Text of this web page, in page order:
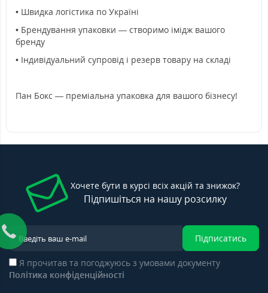
• Швидка логістика по Україні
• Брендування упаковки — створимо імідж вашого
бренду
• Індивідуальний супровід і резерв товару на складі
Пан Бокс — преміальна упаковка для вашого бізнесу!
Хочете бути в курсі всіх акцій та знижок?
Підпишіться на нашу розсилку
Підписатись
Я прочитав та погоджуюсь з умовами документу
Політика конфіденційності